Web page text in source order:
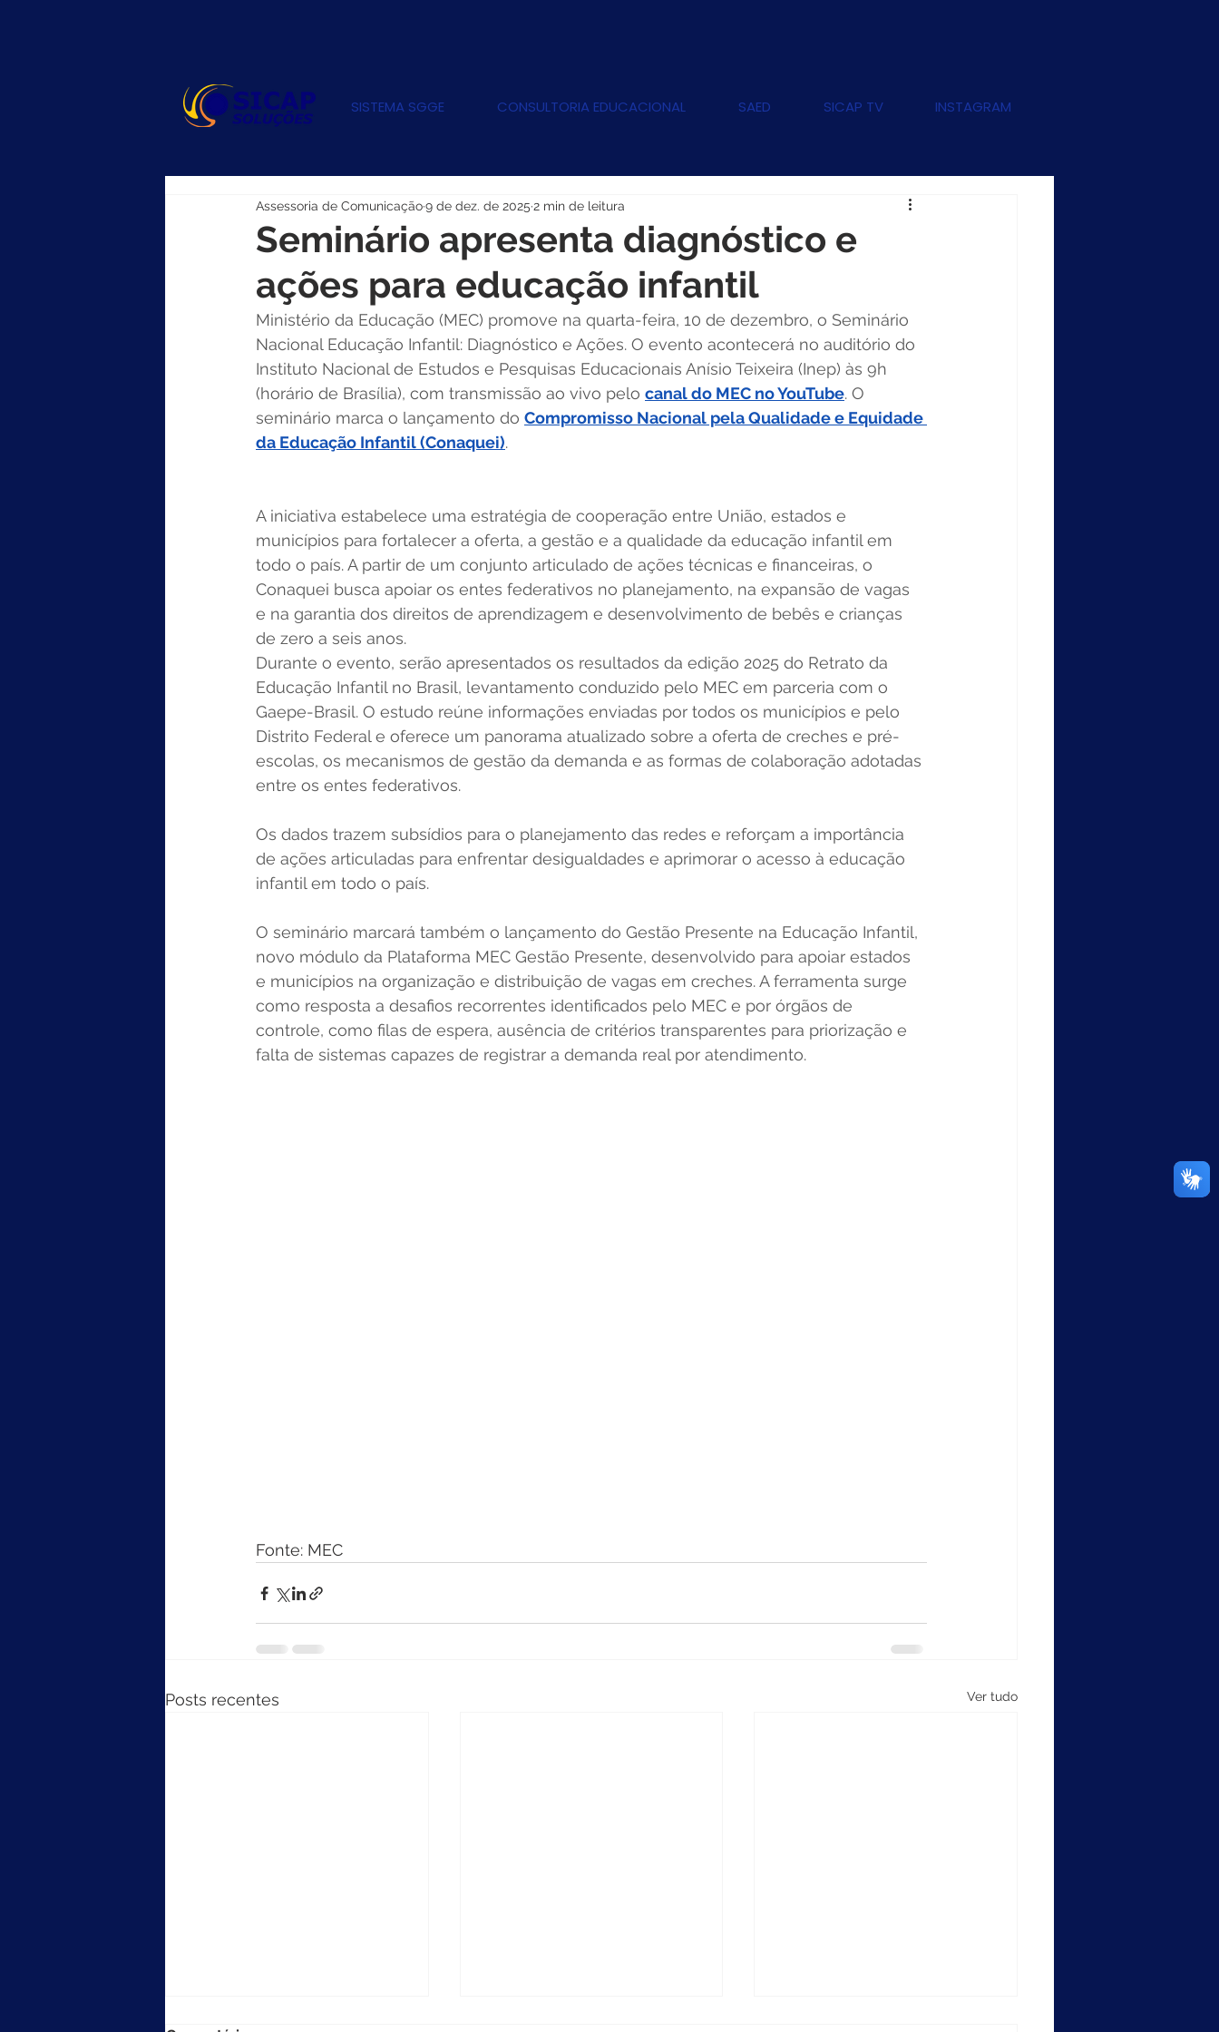
SISTEMA SGGE CONSULTORIA EDUCACIONAL SAED SICAP TV INSTAGRAM
Seminário apresenta diagnóstico e
ações para educação infantil
Assessoria de Comunicação9 de dez. de 2025 2 min de leitura
Ministério da Educação (MEC) promove na quarta-feira, 10 de dezembro, o Seminário
Nacional Educação Infantil: Diagnóstico e Ações. O evento acontecerá no auditório do
Instituto Nacional de Estudos e Pesquisas Educacionais Anísio Teixeira (Inep) às 9h
(horário de Brasília), com transmissão ao vivo pelo canal do MEC no YouTube. O
seminário marca o lançamento do Compromisso Nacional pela Qualidade e Equidade
da Educação Infantil (Conaquei).
A iniciativa estabelece uma estratégia de cooperação entre União, estados e
municípios para fortalecer a oferta, a gestão e a qualidade da educação infantil em
todo o país. A partir de um conjunto articulado de ações técnicas e financeiras, o
Conaquei busca apoiar os entes federativos no planejamento, na expansão de vagas
e na garantia dos direitos de aprendizagem e desenvolvimento de bebês e crianças
de zero a seis anos.
Durante o evento, serão apresentados os resultados da edição 2025 do Retrato da
Educação Infantil no Brasil, levantamento conduzido pelo MEC em parceria com o
Gaepe-Brasil. O estudo reúne informações enviadas por todos os municípios e pelo
Distrito Federal e oferece um panorama atualizado sobre a oferta de creches e pré-
escolas, os mecanismos de gestão da demanda e as formas de colaboração adotadas
entre os entes federativos.
Os dados trazem subsídios para o planejamento das redes e reforçam a importância
de ações articuladas para enfrentar desigualdades e aprimorar o acesso à educação
infantil em todo o país.
O seminário marcará também o lançamento do Gestão Presente na Educação Infantil,
novo módulo da Plataforma MEC Gestão Presente, desenvolvido para apoiar estados
e municípios na organização e distribuição de vagas em creches. A ferramenta surge
como resposta a desafios recorrentes identificados pelo MEC e por órgãos de
controle, como filas de espera, ausência de critérios transparentes para priorização e
falta de sistemas capazes de registrar a demanda real por atendimento.
Fonte: MEC
Posts recentes Ver tudo